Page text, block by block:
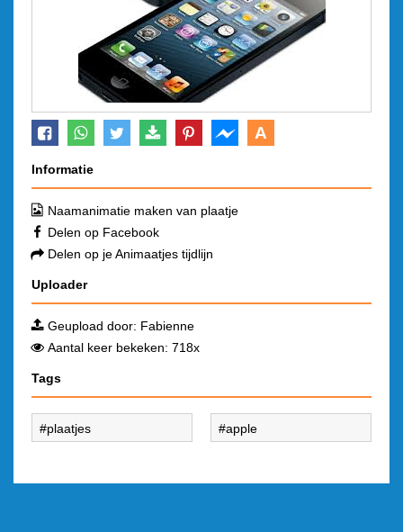
A
Informatie
Naamanimatie maken van plaatje
Delen op Facebook
Delen op je Animaatjes tijdlijn
Uploader
Geupload door: Fabienne
Aantal keer bekeken: 718x
Tags
plaatjes apple